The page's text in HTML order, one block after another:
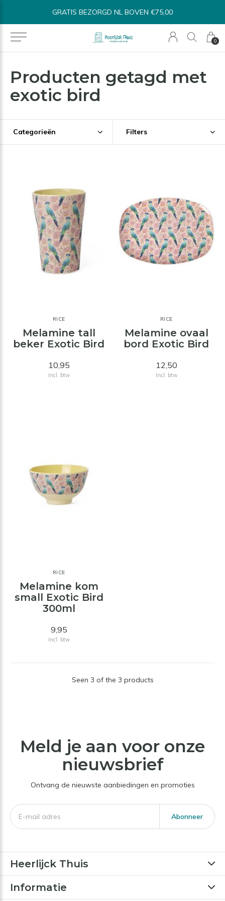
0
GRATIS BEZORGD NL BOVEN €75,00
Producten getagd met
exotic bird
Categorieën Filters
RICE
Melamine tall
beker Exotic Bird
10,95
Incl. btw
RICE
Melamine ovaal
bord Exotic Bird
12,50
Incl. btw
RICE
Melamine kom
small Exotic Bird
300ml
9,95
Incl. btw
Seen 3 of the 3 products
Meld je aan voor onze
nieuwsbrief
Ontvang de nieuwste aanbiedingen en promoties
Abonneer
Heerlijck Thuis
Informatie